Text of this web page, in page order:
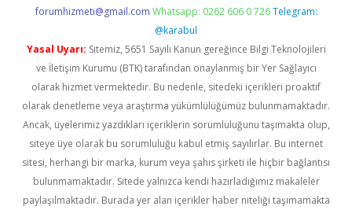
forumhizmeti@gmail.com Whatsapp: 0262 606 0 726 Telegram:
@karabul
Yasal Uyarı: Sitemiz, 5651 Sayılı Kanun gereğince Bilgi Teknolojileri
ve İletişim Kurumu (BTK) tarafından onaylanmış bir Yer Sağlayıcı
olarak hizmet vermektedir. Bu nedenle, sitedeki içerikleri proaktif
olarak denetleme veya araştırma yükümlülüğümüz bulunmamaktadır.
Ancak, üyelerimiz yazdıkları içeriklerin sorumluluğunu taşımakta olup,
siteye üye olarak bu sorumluluğu kabul etmiş sayılırlar. Bu internet
sitesi, herhangi bir marka, kurum veya şahıs şirketi ile hiçbir bağlantısı
bulunmamaktadır. Sitede yalnızca kendi hazırladığımız makaleler
paylaşılmaktadır. Burada yer alan içerikler haber niteliği taşımamakta